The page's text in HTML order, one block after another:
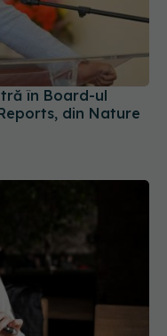
în Board-ul
din Nature
ca să slăbim? Ce
GLP-1